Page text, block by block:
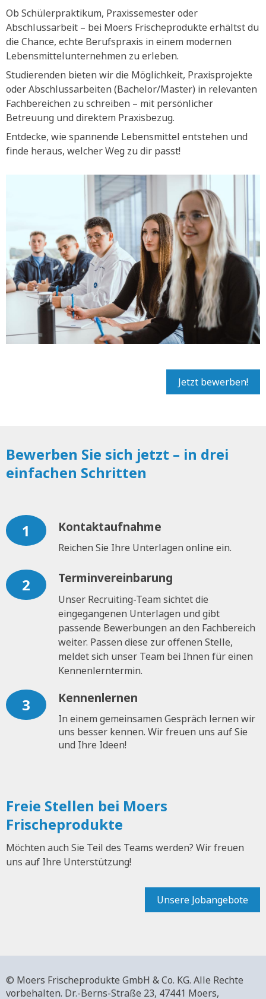
Ob Schülerpraktikum, Praxissemester oder
Abschlussarbeit – bei Moers Frischeprodukte erhältst du
die Chance, echte Berufspraxis in einem modernen
Lebensmittelunternehmen zu erleben.
Studierenden bieten wir die Möglichkeit, Praxisprojekte
oder Abschlussarbeiten (Bachelor/Master) in relevanten
Fachbereichen zu schreiben – mit persönlicher
Betreuung und direktem Praxisbezug.
Entdecke, wie spannende Lebensmittel entstehen und
finde heraus, welcher Weg zu dir passt!
Jetzt bewerben!
Bewerben Sie sich jetzt – in drei
einfachen Schritten
1 Kontaktaufnahme
Reichen Sie Ihre Unterlagen online ein.
2 Terminvereinbarung
Unser Recruiting-Team sichtet die
eingegangenen Unterlagen und gibt
passende Bewerbungen an den Fachbereich
weiter. Passen diese zur offenen Stelle,
meldet sich unser Team bei Ihnen für einen
Kennenlerntermin.
3 Kennenlernen
In einem gemeinsamen Gespräch lernen wir
uns besser kennen. Wir freuen uns auf Sie
und Ihre Ideen!
Freie Stellen bei Moers
Frischeprodukte
Möchten auch Sie Teil des Teams werden? Wir freuen
uns auf Ihre Unterstützung!
Unsere Jobangebote
© Moers Frischeprodukte GmbH & Co. KG. Alle Rechte
vorbehalten. Dr.-Berns-Straße 23, 47441 Moers,